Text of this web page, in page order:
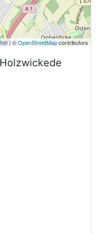
| ©OpenStreetMapcontributors
Holzwickede